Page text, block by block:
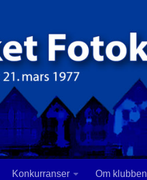
Konkurranser Om klubben